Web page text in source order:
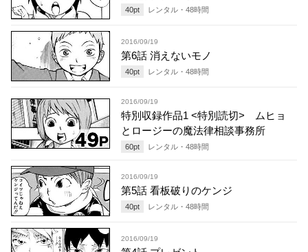
40pt レンタル・ 48時間
2016/09/19
第6話 消えないモノ
40pt レンタル・ 48時間
2016/09/19
特別収録作品1 <特別読切> ムヒョ
とロージーの魔法律相談事務所
60pt レンタル・ 48時間
2016/09/19
第5話 看板破りのケンジ
40pt レンタル・ 48時間
2016/09/19